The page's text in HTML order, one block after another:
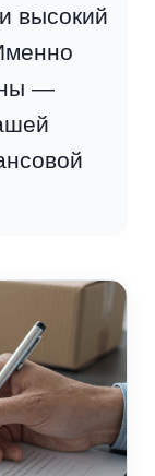
высокий
—